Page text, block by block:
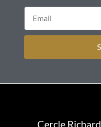
Cercle